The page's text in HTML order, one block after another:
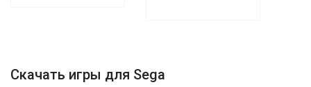
Скачать игры для Sega